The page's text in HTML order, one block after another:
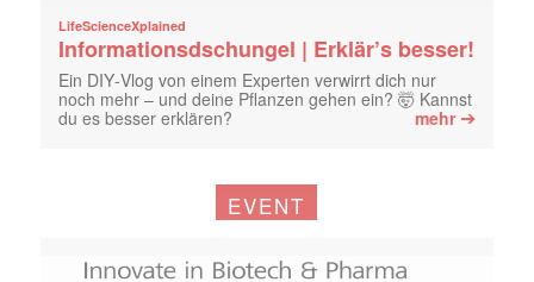
LifeScienceXplained
Informationsdschungel | Erklär’s besser!
Ein DIY‑Vlog von einem Experten verwirrt dich nur
noch mehr – und deine Pflanzen gehen ein? 🤯 Kannst
du es besser erklären?
mehr➔
EVENT